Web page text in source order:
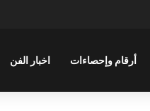
أرقام وإحصاءات اخبار الفن